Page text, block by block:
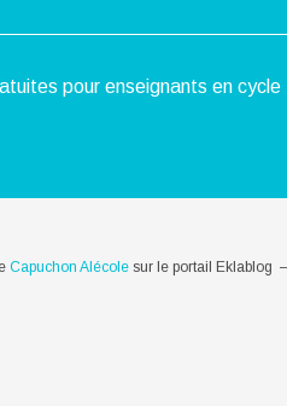
pour enseignants en
Capuchon Alécolesur le portail Eklablog